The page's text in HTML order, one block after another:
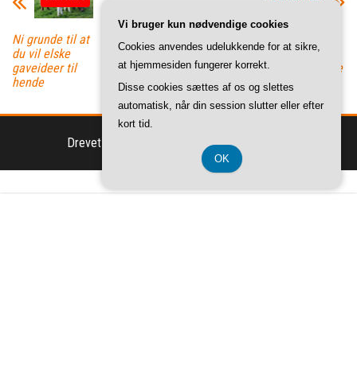
Ni grunde til at
du vil elske
gaveideer til
hende
Fem steder at
kigge efter
forslag til lægge
budget
Drevet af Tema:Envo Magazine
Vi bruger kun nødvendige cookies
Cookies anvendes udelukkende for at sikre,
at hjemmesiden fungerer korrekt.
Disse cookies sættes af os og slettes
automatisk, når din session slutter eller efter
kort tid.
OK